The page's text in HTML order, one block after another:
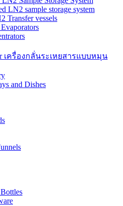
LN2 sample storage system
Transfer vessels
เครื่องกลั่นระเหยสารแบบหมุน
and Dishes